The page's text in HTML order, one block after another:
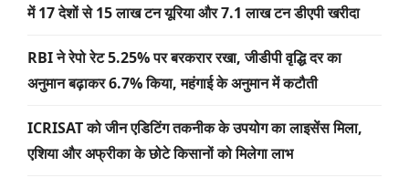
में 17 देशों से 15 लाख टन यूरिया और 7.1 लाख टन डीएपी खरीदा
RBI ने रेपो रेट 5.25% पर बरकरार रखा, जीडीपी वृद्धि दर का
अनुमान बढ़ाकर 6.7% किया, महंगाई के अनुमान में कटौती
ICRISAT को जीन एडिटिंग तकनीक के उपयोग का लाइसेंस मिला,
एशिया और अफ्रीका के छोटे किसानों को मिलेगा लाभ